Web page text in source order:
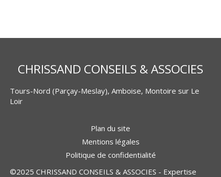
CHRISSAND CONSEILS & ASSOCIES
Tours-Nord (Parçay-Meslay), Amboise, Montoire sur Le
Loir
Plan du site
Mentions légales
Politique de confidentialité
©2025 CHRISSAND CONSEILS & ASSOCIES - Expertise